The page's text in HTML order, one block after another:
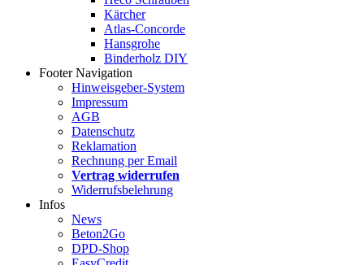
Kärcher
Atlas-Concorde
Hansgrohe
Binderholz DIY
Footer Navigation
Hinweisgeber-System
Impressum
AGB
Datenschutz
Reklamation
Rechnung per Email
Vertrag widerrufen
Widerrufsbelehrung
Infos
News
Beton2Go
DPD-Shop